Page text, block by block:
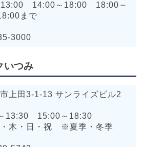
13:00 14:00～18:00 18:00～
まで
3000
いつみ
上田3-1-13 サンライズビル2
13:30 15:00～18:30
・木・日・祝 ※夏季・冬季